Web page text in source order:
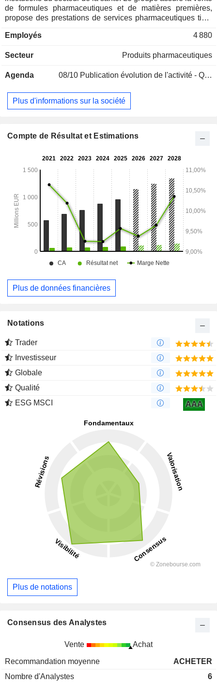
de formules pharmaceutiques et de matières premières,
propose des prestations de services pharmaceutiques tiers
Employés
4 880
Secteur Produits pharmaceutiques
Agenda 08/10 Publication évolution de l'activité - Q3 2026
Plus d'informations sur la société
Compte de Résultat et Estimations
Plus de données financières
Notations
Trader
Investisseur
Globale
Qualité
ESG MSCI
AAA
Plus de notations
Consensus des Analystes
Vente Achat
Recommandation moyenne
ACHETER
Nombre d'Analystes
6